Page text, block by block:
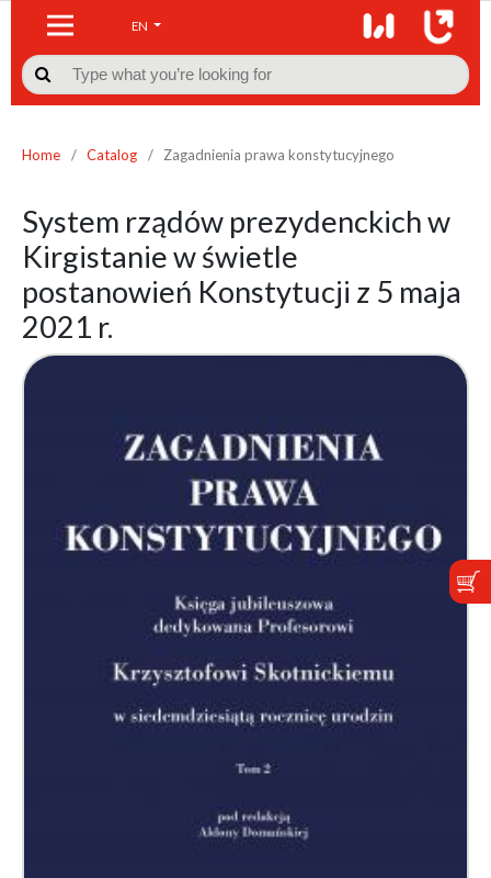
EN

Home / Catalog / Zagadnienia prawa konstytucyjnego
System rządów prezydenckich w
Kirgistanie w świetle
postanowień Konstytucji z 5 maja
2021 r.